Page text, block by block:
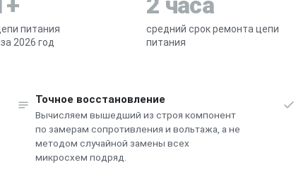
питания
2026 год
средний срок ремонта цепи
питания
Точное восстановление
Вычисляем вышедший из строя компонент
по замерам сопротивления и вольтажа, а не
методом случайной замены всех
микросхем подряд.